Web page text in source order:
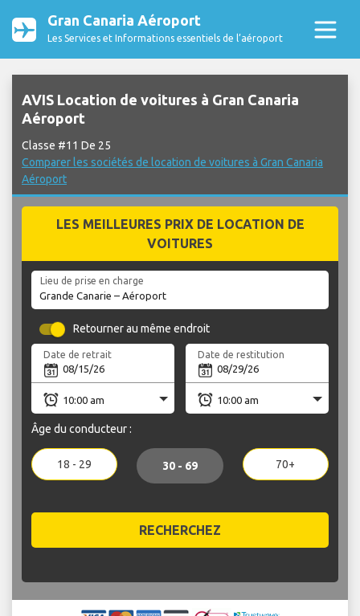
Gran Canaria Aéroport
Les Services et Informations essentiels de l’aéroport
AVIS Location de voitures à Gran Canaria
Aéroport
Classe #11 De 25
Comparer les sociétés de location de voitures à Gran Canaria
Aéroport
LES MEILLEURES PRIX DE LOCATION DE
VOITURES
Lieu de prise en charge
Retourner au même endroit
Date de retrait Date de restitution
Âge du conducteur :
18 - 29 30 - 69 70+
RECHERCHEZ